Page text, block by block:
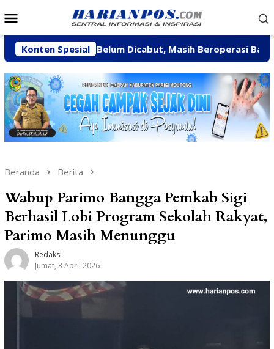
ke
Mobile
Konten Spesial
BBN Belum Dicabut, Masih Beroperasi Bakal Ditindak
Beranda Berita
Wabup Parimo Bangga Pemkab Sigi
Berhasil Lobi Program Sekolah Rakyat,
Parimo Masih Menunggu
Redaksi
Jumat, 3 April 2026